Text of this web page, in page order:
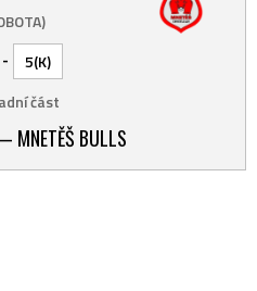
-
5(K)
část
MNETĚŠ BULLS